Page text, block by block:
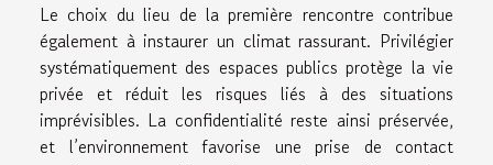
Le choix du lieu de la première rencontre contribue
également à instaurer un climat rassurant. Privilégier
systématiquement des espaces publics protège la vie
privée et réduit les risques liés à des situations
imprévisibles. La confidentialité reste ainsi préservée,
et l’environnement favorise une prise de contact